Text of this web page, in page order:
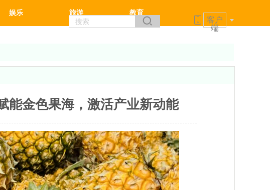
客户
端
娱乐 旅游 教育
能金色果海，激活产业新动能